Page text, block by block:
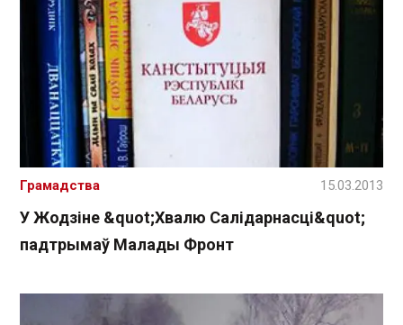
У Жодзіне &quot;Хвалю Салідарнасці&quot;
падтрымаў Малады Фронт
Грамадства 15.03.2013